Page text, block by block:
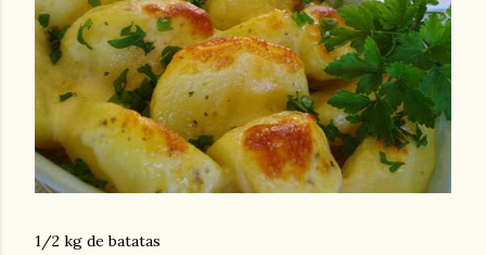
1/2 kg de batatas